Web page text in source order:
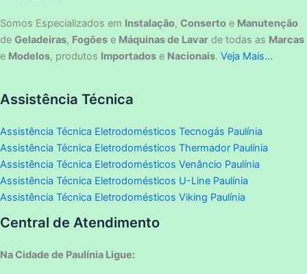
Somos Especializados em Instalação, Conserto e Manutenção
de Geladeiras, Fogões e Máquinas de Lavar de todas as Marcas
e Modelos, produtos Importados e Nacionais. Veja Mais…
Assistência Técnica
Assistência Técnica Eletrodomésticos Tecnogás Paulínia
Assistência Técnica Eletrodomésticos Thermador Paulínia
Assistência Técnica Eletrodomésticos Venâncio Paulínia
Assistência Técnica Eletrodomésticos U-Line Paulínia
Assistência Técnica Eletrodomésticos Viking Paulínia
Central de Atendimento
Na Cidade de Paulínia Ligue: